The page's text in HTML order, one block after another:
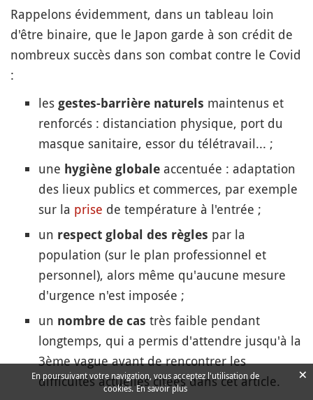
Rappelons évidemment, dans un tableau loin
d'être binaire, que le Japon garde à son crédit de
nombreux succès dans son combat contre le Covid
:
les gestes-barrière naturels maintenus et
renforcés : distanciation physique, port du
masque sanitaire, essor du télétravail... ;
une hygiène globale accentuée : adaptation
des lieux publics et commerces, par exemple
sur la prise de température à l'entrée ;
un respect global des règles par la
population (sur le plan professionnel et
personnel), alors même qu'aucune mesure
d'urgence n'est imposée ;
un nombre de cas très faible pendant
longtemps, qui a permis d'attendre jusqu'à la
3ème vague avant de rencontrer les
difficultés actuelles citées dans cet article.
En poursuivant votre navigation, vous acceptez l'utilisation de
cookies. En savoir plus
×